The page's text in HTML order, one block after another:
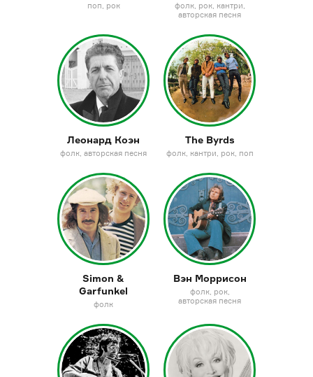
поп рок фолк рок кантри
авторская песня
Леонард Коэн
фолк авторская песня
The Byrds
фолк кантри рок поп
Simon &
Garfunkel
фолк
Вэн Моррисон
фолк рок
авторская песня